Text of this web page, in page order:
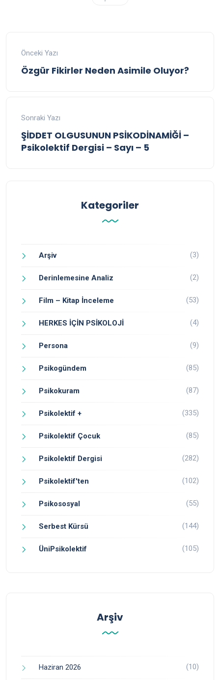
Önceki Yazı
Özgür Fikirler Neden Asimile Oluyor?
Sonraki Yazı
ŞİDDET OLGUSUNUN PSİKODİNAMİĞİ –
Psikolektif Dergisi – Sayı – 5
Kategoriler
Arşiv (3)
Derinlemesine Analiz (2)
Film – Kitap İnceleme (53)
HERKES İÇİN PSİKOLOJİ (4)
Persona (9)
Psikogündem (85)
Psikokuram (87)
Psikolektif + (335)
Psikolektif Çocuk (85)
Psikolektif Dergisi (282)
Psikolektif'ten (102)
Psikososyal (55)
Serbest Kürsü (144)
ÜniPsikolektif (105)
Arşiv
Haziran 2026 (10)